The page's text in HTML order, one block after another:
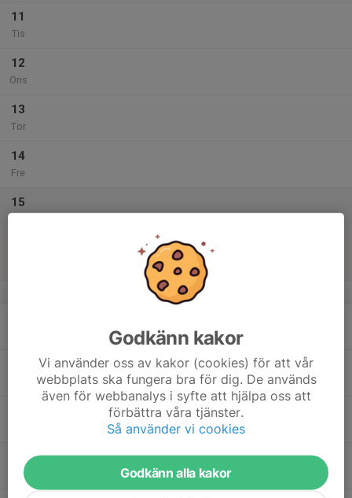
11
Tis
12
Ons
13
Tor
14
Fre
15
v.34
Tor
Godkänn kakor
Vi använder oss av kakor (cookies) för att vår
webbplats ska fungera bra för dig. De används
även för webbanalys i syfte att hjälpa oss att
förbättra våra tjänster.
Så använder vi cookies
Godkänn alla kakor